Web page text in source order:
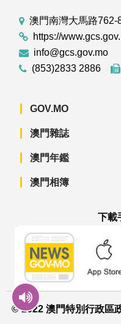
澳門南灣大馬路
https://
info@gcs.gov.mo
(853)2833 2886
GOV.MO
澳門雜誌
澳門年鑑
澳門相簿
下載
© 2022 澳門特別行政區